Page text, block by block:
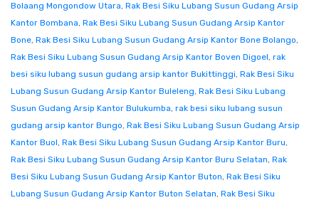
Bolaang Mongondow Utara, Rak Besi Siku Lubang Susun Gudang Arsip
Kantor Bombana, Rak Besi Siku Lubang Susun Gudang Arsip Kantor
Bone, Rak Besi Siku Lubang Susun Gudang Arsip Kantor Bone Bolango,
Rak Besi Siku Lubang Susun Gudang Arsip Kantor Boven Digoel, rak
besi siku lubang susun gudang arsip kantor Bukittinggi, Rak Besi Siku
Lubang Susun Gudang Arsip Kantor Buleleng, Rak Besi Siku Lubang
Susun Gudang Arsip Kantor Bulukumba, rak besi siku lubang susun
gudang arsip kantor Bungo, Rak Besi Siku Lubang Susun Gudang Arsip
Kantor Buol, Rak Besi Siku Lubang Susun Gudang Arsip Kantor Buru,
Rak Besi Siku Lubang Susun Gudang Arsip Kantor Buru Selatan, Rak
Besi Siku Lubang Susun Gudang Arsip Kantor Buton, Rak Besi Siku
Lubang Susun Gudang Arsip Kantor Buton Selatan, Rak Besi Siku